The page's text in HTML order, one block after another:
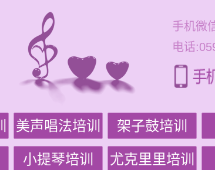
手机微
电话
美声唱法培训 架子鼓培训
小提琴培训 尤克里里培训